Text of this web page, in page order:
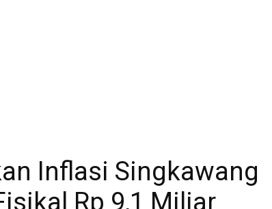
Inflasi Singkawang
Rp 9,1 Miliar